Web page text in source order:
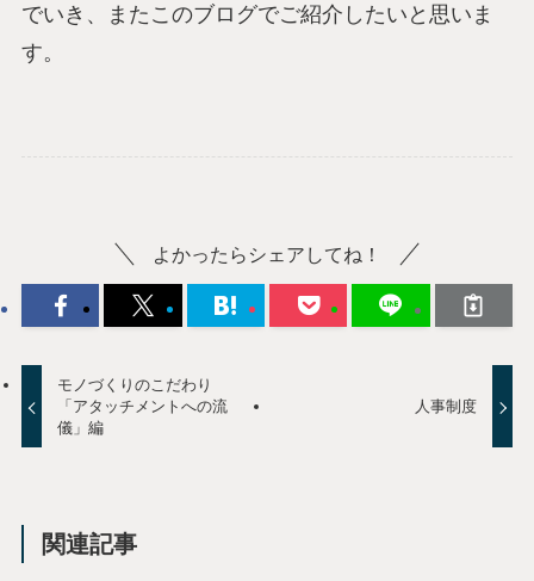
でいき、またこのブログでご紹介したいと思いま
す。
よかったらシェアしてね！
モノづくりのこだわり
「アタッチメントへの流
儀」編
人事制度
関連記事